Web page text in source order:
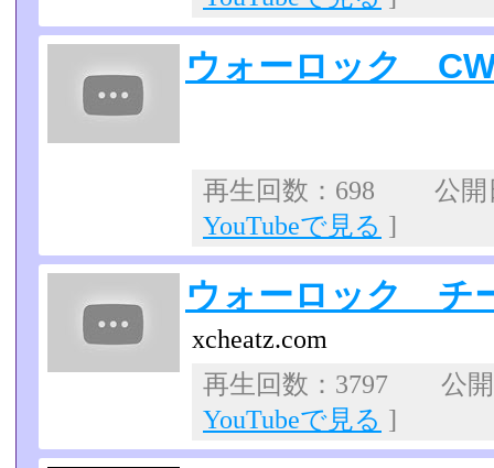
ウォーロック
再生回数：698 公
YouTubeで見る ]
ウォーロック チ
xcheatz.com
再生回数：3797 公
YouTubeで見る ]